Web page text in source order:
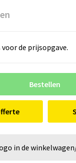
de prijsopgave.
Bestellen
in de